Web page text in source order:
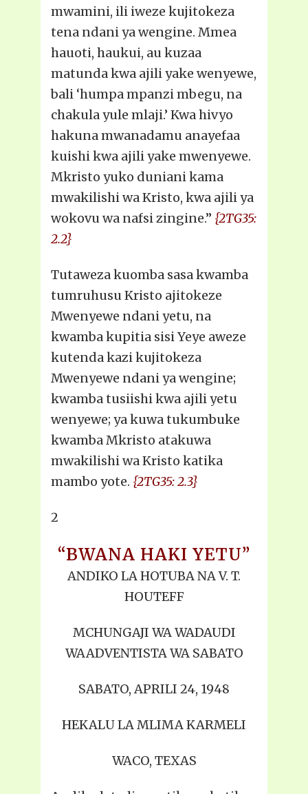
mwamini, ili iweze kujitokeza
tena ndani ya wengine. Mmea
hauoti, haukui, au kuzaa
matunda kwa ajili yake wenyewe,
bali ‘humpa mpanzi mbegu, na
chakula yule mlaji.’ Kwa hivyo
hakuna mwanadamu anayefaa
kuishi kwa ajili yake mwenyewe.
Mkristo yuko duniani kama
mwakilishi wa Kristo, kwa ajili ya
wokovu wa nafsi zingine.” {2TG35:
2.2}
Tutaweza kuomba sasa kwamba
tumruhusu Kristo ajitokeze
Mwenyewe ndani yetu, na
kwamba kupitia sisi Yeye aweze
kutenda kazi kujitokeza
Mwenyewe ndani ya wengine;
kwamba tusiishi kwa ajili yetu
wenyewe; ya kuwa tukumbuke
kwamba Mkristo atakuwa
mwakilishi wa Kristo katika
mambo yote. {2TG35: 2.3}
2
“BWANA HAKI YETU”
ANDIKO LA HOTUBA NA V. T.
HOUTEFF
MCHUNGAJI WA WADAUDI
WAADVENTISTA WA SABATO
SABATO, APRILI 24, 1948
HEKALU LA MLIMA KARMELI
WACO, TEXAS